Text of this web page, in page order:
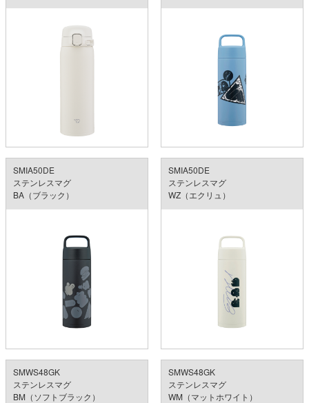
SMIA50DE
ステンレスマグ
BA（ブラック）
SMIA50DE
ステンレスマグ
WZ（エクリュ）
SMWS48GK
ステンレスマグ
BM（ソフトブラック）
SMWS48GK
ステンレスマグ
WM（マットホワイト）